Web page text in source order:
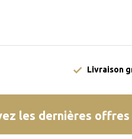
Livraison
les dernières